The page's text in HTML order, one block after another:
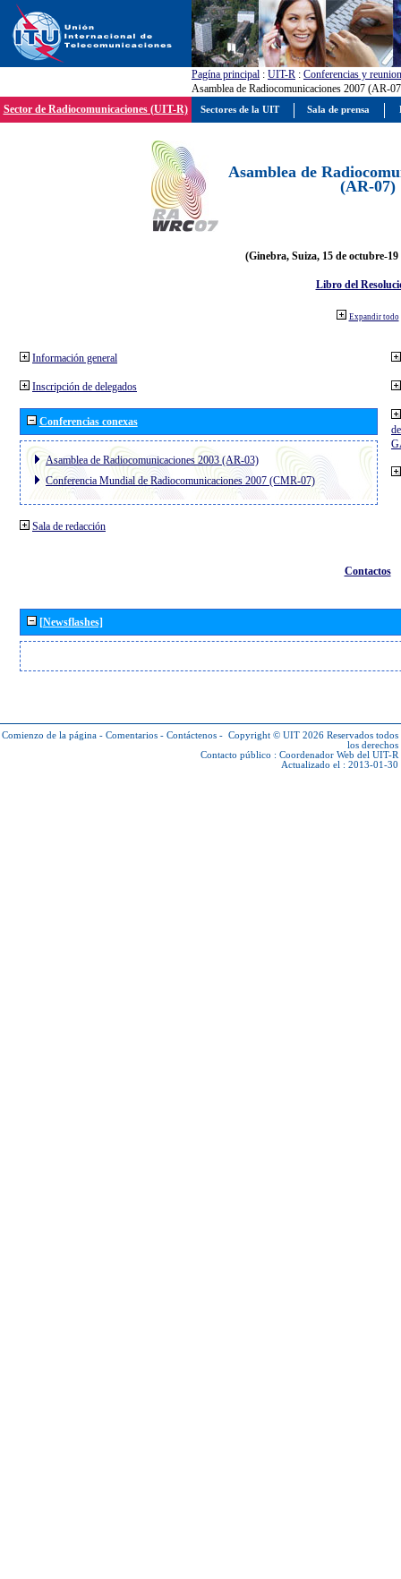
Pagína principal : UIT-R : Conferencias y
Asamblea de Radiocomunicaciones 2007 (AR-
Sector de Radiocomunicaciones (UIT-R)
Asamblea de
(AR-07)
(Ginebra, Suiza, 15 de octubre-19
Libro del
Expandir todo
Información general
Inscripción de delegados
Conferencias conexas
Asamblea de Radiocomunicaciones 2003 (AR-03)
Conferencia Mundial de Radiocomunicaciones 2007 (CMR-07)
Sala de redacción
Contactos
[Newsflashes]
Comienzo de la página - Comentarios - Contáctenos - Copyright © UIT 2026 Reservados todos
los derechos
Contacto público : Coordenador Web del UIT-R
Actualizado el : 2013-01-30
Sectores de la UIT Sala de prensa